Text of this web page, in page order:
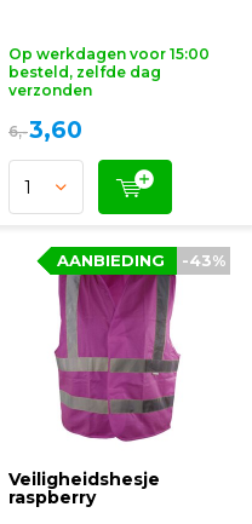
Op werkdagen voor 15:00
besteld, zelfde dag
verzonden
6,-3,60
Veiligheidshesje
raspberry
-43%
AANBIEDING -43%
AANBIEDING